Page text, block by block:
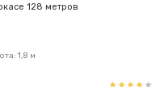
128 метров
1,8 м